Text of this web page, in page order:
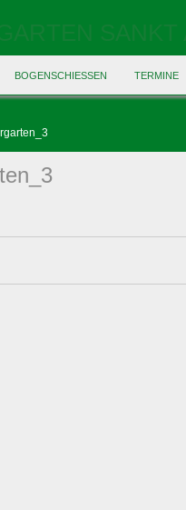
BOGENSCHIESSEN TERMINE